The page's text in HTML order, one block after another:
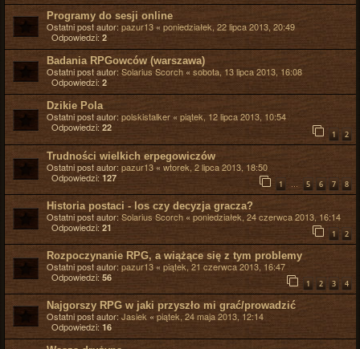
Programy do sesji online
Ostatni post autor: pazur13 « poniedziałek, 22 lipca 2013, 20:49
Odpowiedzi: 2
Badania RPGowców (warszawa)
Ostatni post autor: Solarius Scorch « sobota, 13 lipca 2013, 16:08
Odpowiedzi: 2
Dzikie Pola
Ostatni post autor: polskistalker « piątek, 12 lipca 2013, 10:54
Odpowiedzi: 22
1 2
Trudności wielkich erpegowiczów
Ostatni post autor: pazur13 « wtorek, 2 lipca 2013, 18:50
Odpowiedzi: 127
1 … 5 6 7 8
Historia postaci - los czy decyzja gracza?
Ostatni post autor: Solarius Scorch « poniedziałek, 24 czerwca 2013, 16:14
Odpowiedzi: 21
1 2
Rozpoczynanie RPG, a wiążące się z tym problemy
Ostatni post autor: pazur13 « piątek, 21 czerwca 2013, 16:47
Odpowiedzi: 56
1 2 3 4
Najgorszy RPG w jaki przyszło mi grać/prowadzić
Ostatni post autor: Jasiek « piątek, 24 maja 2013, 12:14
Odpowiedzi: 16